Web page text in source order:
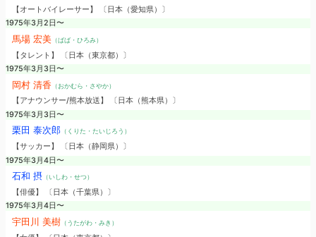
【オートバイレーサー】 〔日本（愛知県）〕
1975年3月2日〜
馬場 宏美（ばば・ひろみ）
【タレント】 〔日本（東京都）〕
1975年3月3日〜
岡村 清香 （おかむら・さやか）
【アナウンサー/熊本放送】 〔日本（熊本県）〕
1975年3月3日〜
栗田 泰次郎（くりた・たいじろう）
【サッカー】 〔日本（静岡県）〕
1975年3月4日〜
石和 摂（いしわ・せつ）
【俳優】 〔日本（千葉県）〕
1975年3月4日〜
宇田川 美樹（うたがわ・みき）